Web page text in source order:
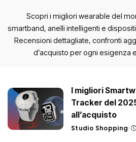
Scopri i migliori wearable del
smartband, anelli intelligenti e
Recensioni dettagliate, confronti
d’acquisto per ogni esigenza
I migliori
Tracker del
all’acquisto
Posted
Studio Shopping